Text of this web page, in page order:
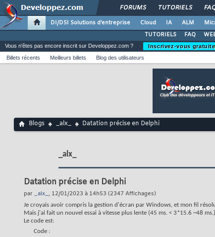
FORUMS TUTORIELS
DI/DSI Solutions d'entreprise Cloud IA ALM
TUTORIELS
FAQ
Vous n'êtes pas encore inscrit sur Developpez.com ?
Inscrivez-vous
Billets récents
Meilleurs billets Blog des utilisateurs
Blogs _alx_ Datation précise en Delphi
_alx_
Datation précise en Delphi
par _alx_, 12/01/2023 à 14h53 (2347 Affichages)
Je croyais avoir compris la gestion d'écran par Windows, et mon fil
Mais j'ai fait un nouvel essai à vitesse plus lente (45 ms. < 3*15.6 ~48
Le code est:
Code :